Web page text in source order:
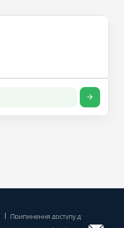
Припинення доступу до